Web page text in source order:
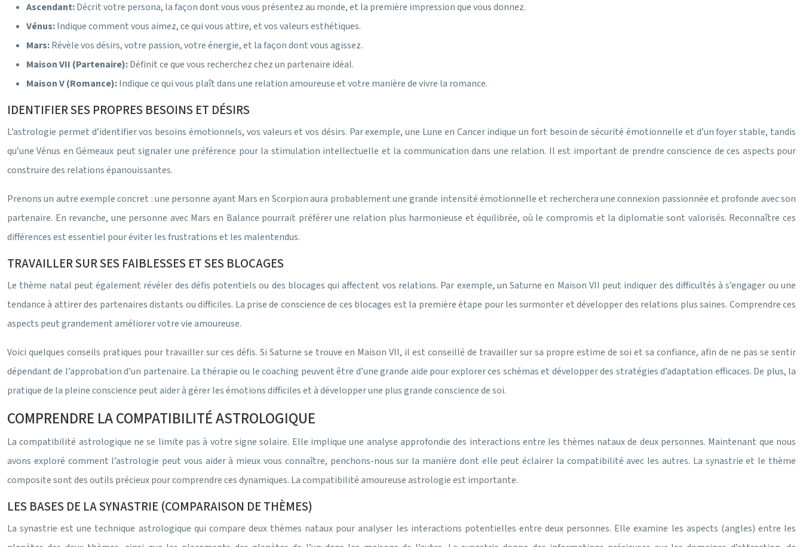
Ascendant:Décrit votre persona, la façon dont vous vous présentez au monde, et la première impression que vous donnez.
Vénus:Indique comment vous aimez, ce qui vous attire, et vos valeurs esthétiques.
Mars:Révèle vos désirs, votre passion, votre énergie, et la façon dont vous agissez.
Maison VII (Partenaire):Définit ce que vous recherchez chez un partenaire idéal.
Maison V (Romance):Indique ce qui vous plaît dans une relation amoureuse et votre manière de vivre la romance.
IDENTIFIER SES PROPRES BESOINS ET DÉSIRS
L’astrologie permet d’identifier vos besoins émotionnels, vos valeurs et vos désirs. Par exemple, une Lune en Cancer indique un fort besoin de sécurité émotionnelle et d’un foyer stable, tandis
qu’une Vénus en Gémeaux peut signaler une préférence pour la stimulation intellectuelle et la communication dans une relation. Il est important de prendre conscience de ces aspects pour
construire des relations épanouissantes.
Prenons un autre exemple concret : une personne ayant Mars en Scorpion aura probablement une grande intensité émotionnelle et recherchera une connexion passionnée et profonde avec son
partenaire. En revanche, une personne avec Mars en Balance pourrait préférer une relation plus harmonieuse et équilibrée, où le compromis et la diplomatie sont valorisés. Reconnaître ces
différences est essentiel pour éviter les frustrations et les malentendus.
TRAVAILLER SUR SES FAIBLESSES ET SES BLOCAGES
Le thème natal peut également révéler des défis potentiels ou des blocages qui affectent vos relations. Par exemple, un Saturne en Maison VII peut indiquer des difficultés à s’engager ou une
tendance à attirer des partenaires distants ou difficiles. La prise de conscience de ces blocages est la première étape pour les surmonter et développer des relations plus saines. Comprendre ces
aspects peut grandement améliorer votre vie amoureuse.
Voici quelques conseils pratiques pour travailler sur ces défis. Si Saturne se trouve en Maison VII, il est conseillé de travailler sur sa propre estime de soi et sa confiance, afin de ne pas se sentir
dépendant de l’approbation d’un partenaire. La thérapie ou le coaching peuvent être d’une grande aide pour explorer ces schémas et développer des stratégies d’adaptation efficaces. De plus, la
pratique de la pleine conscience peut aider à gérer les émotions difficiles et à développer une plus grande conscience de soi.
COMPRENDRE LA COMPATIBILITÉ ASTROLOGIQUE
La compatibilité astrologique ne se limite pas à votre signe solaire. Elle implique une analyse approfondie des interactions entre les thèmes nataux de deux personnes. Maintenant que nous
avons exploré comment l’astrologie peut vous aider à mieux vous connaître, penchons-nous sur la manière dont elle peut éclairer la compatibilité avec les autres. La synastrie et le thème
composite sont des outils précieux pour comprendre ces dynamiques. La compatibilité amoureuse astrologie est importante.
LES BASES DE LA SYNASTRIE (COMPARAISON DE THÈMES)
La synastrie est une technique astrologique qui compare deux thèmes nataux pour analyser les interactions potentielles entre deux personnes. Elle examine les aspects (angles) entre les